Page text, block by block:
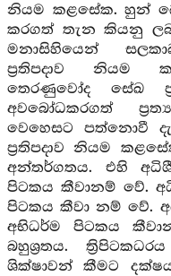
නියම කළසේක. හුන්
කරගත් තැන කියනු
මනාසිහියෙන්
ප්‍රතිපදාව නියම
තෙරණුවෝද සේඛ
අවබෝධකරගත්
වෙහෙසට පත්නොවී
ප්‍රතිපදාව නියම
අන්තර්ගතය. එහි
පිටකය කීවානම් වේ.
පිටකය කීවා නම් වේ.
අභිධර්ම පිටකය
බහුශ්‍රතය.
ශික්ෂාවන් කීමට